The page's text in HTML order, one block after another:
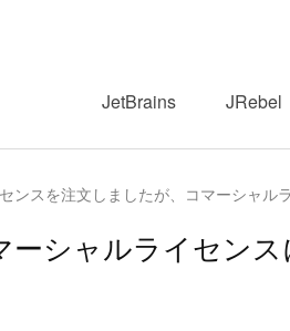
JetBrains JRebel
ンスを注文しましたが、コマーシャル
シャルライセンス